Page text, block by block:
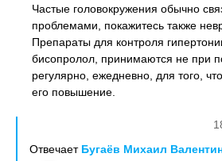
Частые головокружения обычно
проблемами, покажитесь также
Препараты для контроля
бисопролол, принимаются не при
регулярно, ежедневно, для того,
его повышение.
Отвечает Бугаёв Михаил